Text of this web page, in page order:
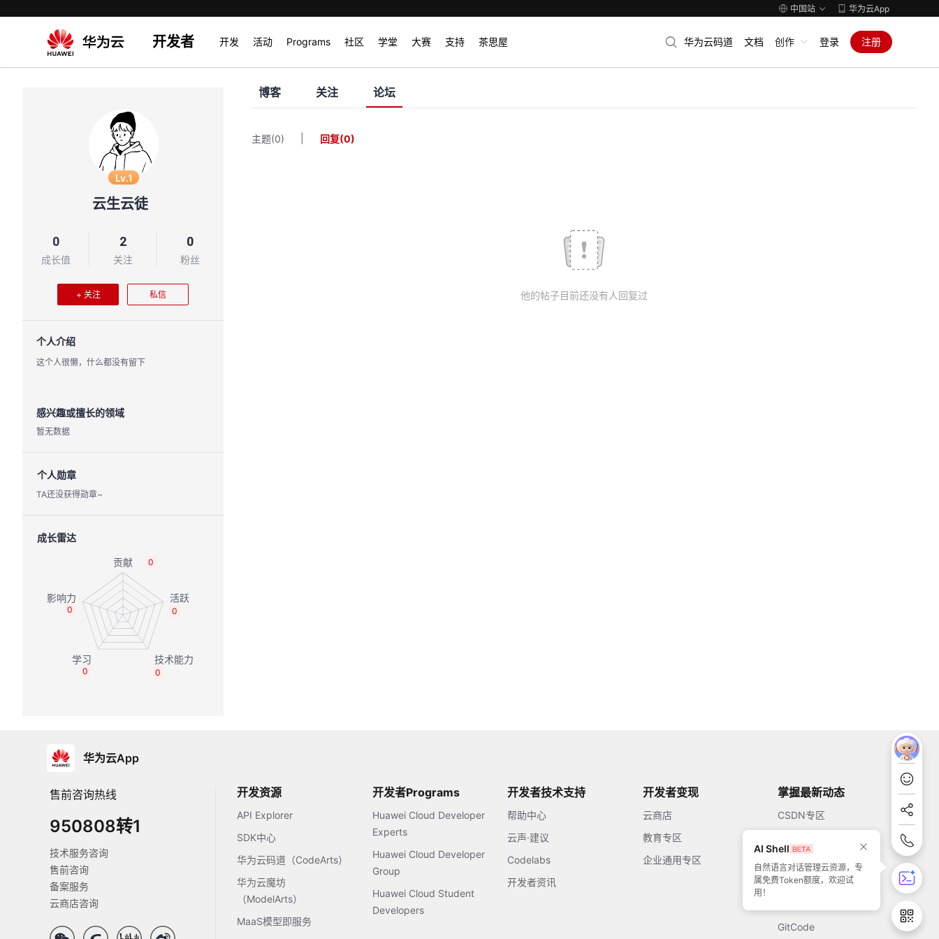
中国站 华为云App
开发者 开发 活动 Programs 社区 学堂 大赛 支持 茶思屋 华为云码道 文档 创作 登录 注册
Lv.1
云生云徒
0
成长值
2
关注
0
粉丝
+ 关注 私信
个人介绍
这个人很懒，什么都没有留下
感兴趣或擅长的领域
暂无数据
个人勋章
TA还没获得勋章~
成长雷达
0
0
0
0
0
博客 关注 论坛
主题(0) 回复(0)
他的帖子目前还没有人回复过
华为云App
售前咨询热线
950808转1
技术服务咨询
售前咨询
备案服务
云商店咨询
开发资源
API Explorer
SDK中心
华为云码道（CodeArts）
华为云魔坊
（ModelArts）
MaaS模型即服务
开发者Programs
Huawei Cloud Developer
Experts
Huawei Cloud Developer
Group
Huawei Cloud Student
Developers
开发者技术支持
帮助中心
云声·建议
Codelabs
开发者资讯
开发者变现
云商店
教育专区
企业通用专区
掌握最新动态
CSDN专区
51CTO
GitCode
AI Shell
自然语言对话管理云资源，专
属免费Token额度，欢迎试
用！